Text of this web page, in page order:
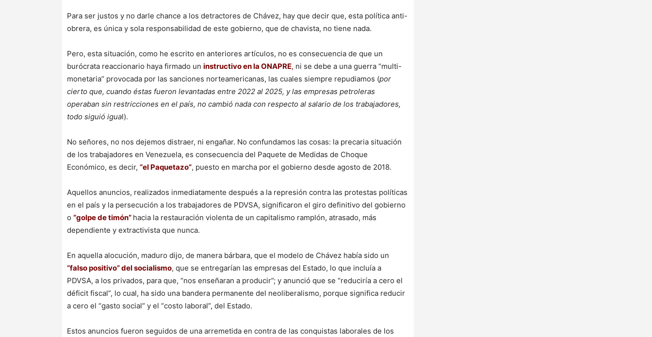
Para ser justos y no darle chance a los detractores de Chávez, hay que decir que, esta política anti-
obrera, es única y sola responsabilidad de este gobierno, que de chavista, no tiene nada.
Pero, esta situación, como he escrito en anteriores artículos, no es consecuencia de que un
burócrata reaccionario haya firmado un instructivo en la ONAPRE, ni se debe a una guerra “multi-
monetaria” provocada por las sanciones norteamericanas, las cuales siempre repudiamos (por
cierto que, cuando éstas fueron levantadas entre 2022 al 2025, y las empresas petroleras
operaban sin restricciones en el país, no cambió nada con respecto al salario de los trabajadores,
todo siguió igual).
No señores, no nos dejemos distraer, ni engañar. No confundamos las cosas: la precaria situación
de los trabajadores en Venezuela, es consecuencia del Paquete de Medidas de Choque
Económico, es decir, “el Paquetazo”, puesto en marcha por el gobierno desde agosto de 2018.
Aquellos anuncios, realizados inmediatamente después a la represión contra las protestas políticas
en el país y la persecución a los trabajadores de PDVSA, significaron el giro definitivo del gobierno
o “golpe de timón” hacia la restauración violenta de un capitalismo ramplón, atrasado, más
dependiente y extractivista que nunca.
En aquella alocución, maduro dijo, de manera bárbara, que el modelo de Chávez había sido un
“falso positivo” del socialismo, que se entregarían las empresas del Estado, lo que incluía a
PDVSA, a los privados, para que, “nos enseñaran a producir”; y anunció que se “reduciría a cero el
déficit fiscal”, lo cual, ha sido una bandera permanente del neoliberalismo, porque significa reducir
a cero el “gasto social” y el “costo laboral”, del Estado.
Estos anuncios fueron seguidos de una arremetida en contra de las conquistas laborales de los